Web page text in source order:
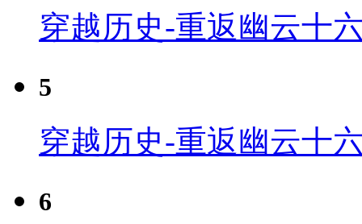
穿越历史-重返幽云十
5
穿越历史-重返幽云十
6